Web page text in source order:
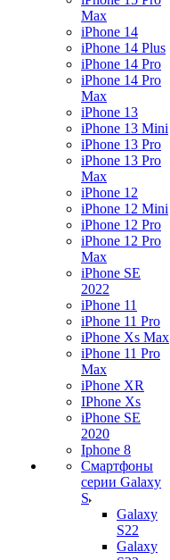
Max
iPhone 14
iPhone 14 Plus
iPhone 14 Pro
iPhone 14 Pro
Max
iPhone 13
iPhone 13 Mini
iPhone 13 Pro
iPhone 13 Pro
Max
iPhone 12
iPhone 12 Mini
iPhone 12 Pro
iPhone 12 Pro
Max
iPhone SE
2022
iPhone 11
iPhone 11 Pro
iPhone Xs Max
iPhone 11 Pro
Max
iPhone XR
IPhone Xs
iPhone SE
2020
Iphone 8
Смартфоны
серии Galaxy
S
Galaxy
S22
Galaxy